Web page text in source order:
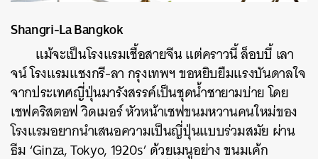
Shangri-La Bangkok
แม้จะเป็นโรงแรมเชื้อสายจีน แต่คราวนี้ ล็อบบี้ เลา
จน์ โรงแรมแชงกรี-ลา กรุงเทพฯ ขอหยิบยืมแรงบันดาลใจ
จากประเทศญี่ปุ่นมารังสรรค์เป็นชุดน้ำชายามบ่าย โดย
เชฟคริสตอฟ วิดเมอร์ หัวหน้าเชฟขนมหวานคนใหม่ของ
โรงแรมอยากนำเสนอความเป็นญี่ปุ่นแบบร่วมสมัย ผ่าน
ธีม ‘Ginza, Tokyo, 1920s’ ด้วยเมนูอย่าง ขนมเค้ก